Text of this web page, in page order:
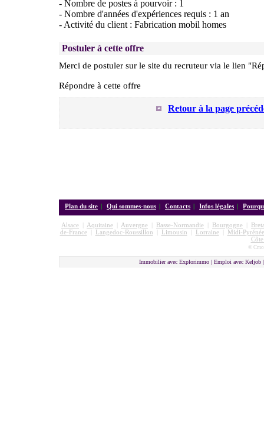
- Nombre de postes à pourvoir : 1
- Nombre d'années d'expériences requis : 1 an
- Activité du client : Fabrication mobil homes
Postuler à cette offre
Merci de postuler sur le site du recruteur via le lien
Répondre à cette offre
Retour à la page
Plan du site | Qui sommes-nous | Contacts | Infos légales |
Alsace Aquitaine Auvergne Basse-Normandie Bourgogne
de-France| Langedoc-Roussillon Limousin Lorraine|
Midi-
©
Immobilier avec Explorimmo | Emploi avec Keljob